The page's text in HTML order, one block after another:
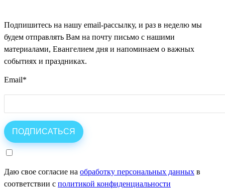
Подпишитесь на нашу email-рассылку, и раз в неделю мы
будем отправлять Вам на почту письмо с нашими
материалами, Евангелием дня и напоминаем о важных
событиях и праздниках.
Email*
Даю свое согласие на обработку персональных данных в
соответствии с политикой конфиденциальности